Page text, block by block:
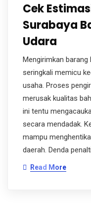
Cek
Surabaya
Udara
Mengirimkan
seringkali memicu
usaha. Proses
merusak kualitas
ini tentu
secara mendadak.
mampu
daerah. Denda
Read More